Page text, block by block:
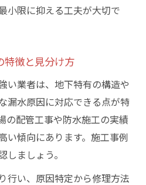
小限に抑える工夫が大切で
特徴と見分け方
い業者は、地下特有の構造や
漏水原因に対応できる点が特
の配管工事や防水施工の実績
い傾向にあります。施工事例
ましょう。
行い、原因特定から修理方法